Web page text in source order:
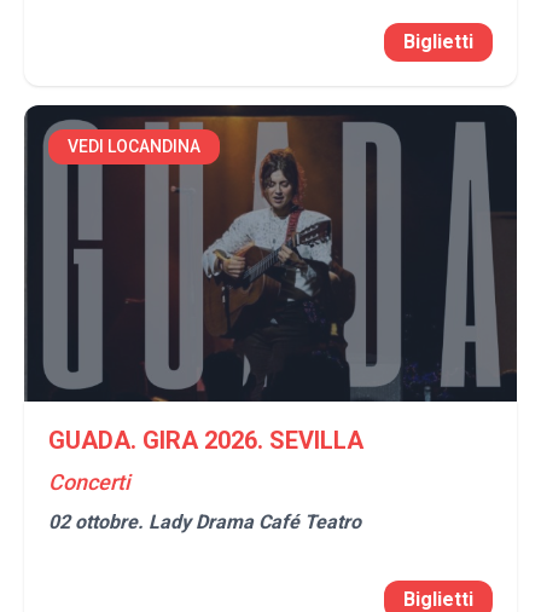
Biglietti
VEDI LOCANDINA
GUADA. GIRA 2026. SEVILLA
Concerti
02 ottobre. Lady Drama Café Teatro
Biglietti